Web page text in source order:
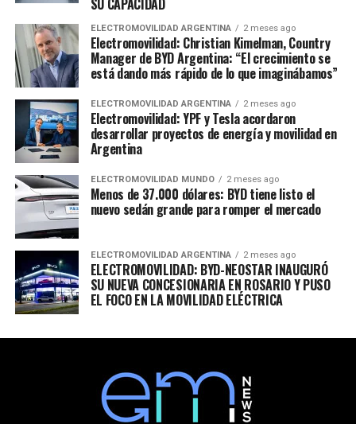
ELECTROMOVILIDAD ARGENTINA 2 meses ago
Electromovilidad: Christian Kimelman, Country
Manager de BYD Argentina: “El crecimiento se
está dando más rápido de lo que imaginábamos”
ELECTROMOVILIDAD ARGENTINA 2 meses ago
Electromovilidad: YPF y Tesla acordaron
desarrollar proyectos de energía y movilidad en
Argentina
ELECTROMOVILIDAD MUNDO 2 meses ago
Menos de 37.000 dólares: BYD tiene listo el
nuevo sedán grande para romper el mercado
ELECTROMOVILIDAD ARGENTINA 2 meses ago
ELECTROMOVILIDAD: BYD-NEOSTAR INAUGURÓ
SU NUEVA CONCESIONARIA EN ROSARIO Y PUSO
EL FOCO EN LA MOVILIDAD ELÉCTRICA